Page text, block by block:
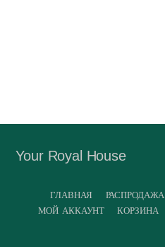
Your Royal House
ГЛАВНАЯ РАСПРОДАЖА
МОЙ АККАУНТ
КОРЗИНА